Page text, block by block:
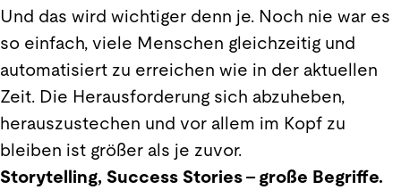
Und das wird wichtiger denn je. Noch nie war es
so einfach, viele Menschen gleichzeitig und
automatisiert zu erreichen wie in der aktuellen
Zeit. Die Herausforderung sich abzuheben,
herauszustechen und vor allem im Kopf zu
bleiben ist größer als je zuvor.
Storytelling, Success Stories – große Begriffe.